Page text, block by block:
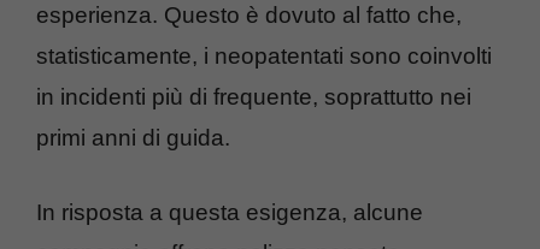
esperienza. Questo è dovuto al fatto che,
statisticamente, i neopatentati sono coinvolti
in incidenti più di frequente, soprattutto nei
primi anni di guida.
In risposta a questa esigenza, alcune